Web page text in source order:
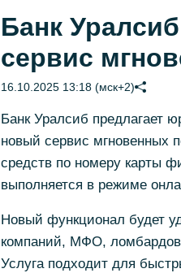
Банк
сервис
16.10.2025 13:18 (мск+2)
Банк Уралсиб предлагает
новый сервис мгновенных
средств по номеру карты
выполняется в режиме
Новый функционал будет
компаний, МФО,
Услуга подходит для